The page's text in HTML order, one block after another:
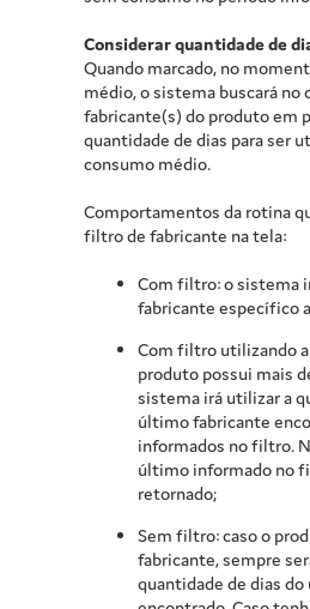
Considerar quantidade de
Quando marcado, no
médio, o sistema buscará no
fabricante(s) do produto em
quantidade de dias para ser
consumo médio.
Comportamentos da rotina
filtro de fabricante na tela:
Com filtro: o sistema
fabricante específico
Com filtro utilizando
produto possui mais
sistema irá utilizar a
último fabricante
informados no filtro.
último informado no
retornado;
Sem filtro: caso o
fabricante, sempre
quantidade de dias